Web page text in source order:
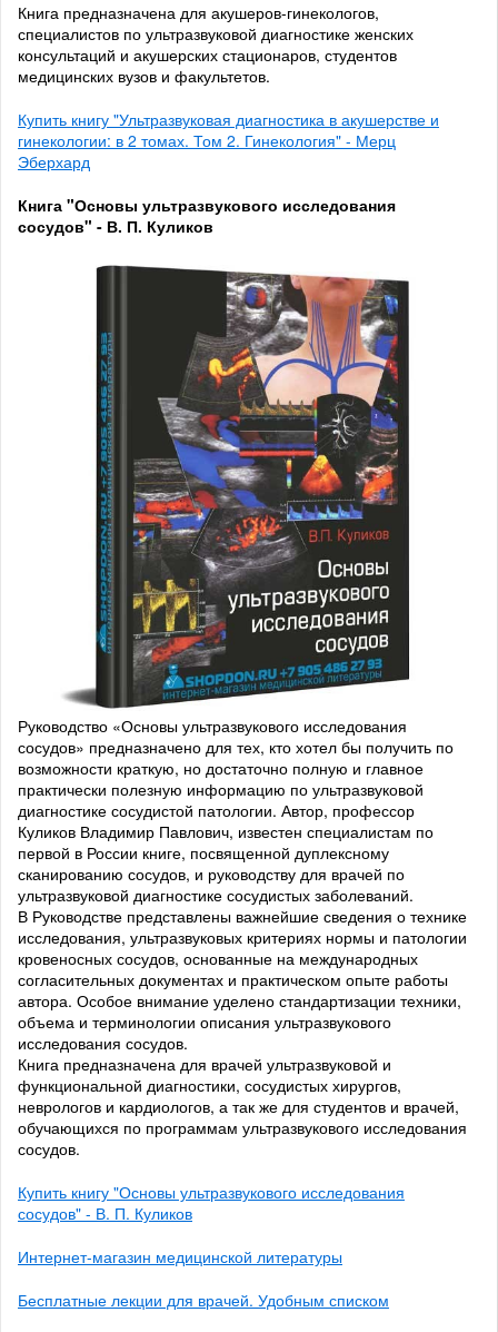
Книга предназначена для акушеров-гинекологов,
специалистов по ультразвуковой диагностике женских
консультаций и акушерских стационаров, студентов
медицинских вузов и факультетов.
Купить книгу "Ультразвуковая диагностика в акушерстве и
гинекологии: в 2 томах. Том 2. Гинекология" - Мерц
Эберхард
Книга "Основы ультразвукового исследования
сосудов" - В. П. Куликов
Руководство «Основы ультразвукового исследования
сосудов» предназначено для тех, кто хотел бы получить по
возможности краткую, но достаточно полную и главное
практически полезную информацию по ультразвуковой
диагностике сосудистой патологии. Автор, профессор
Куликов Владимир Павлович, известен специалистам по
первой в России книге, посвященной дуплексному
сканированию сосудов, и руководству для врачей по
ультразвуковой диагностике сосудистых заболеваний.
В Руководстве представлены важнейшие сведения о технике
исследования, ультразвуковых критериях нормы и патологии
кровеносных сосудов, основанные на международных
согласительных документах и практическом опыте работы
автора. Особое внимание уделено стандартизации техники,
объема и терминологии описания ультразвукового
исследования сосудов.
Книга предназначена для врачей ультразвуковой и
функциональной диагностики, сосудистых хирургов,
неврологов и кардиологов, а так же для студентов и врачей,
обучающихся по программам ультразвукового исследования
сосудов.
Купить книгу "Основы ультразвукового исследования
сосудов" - В. П. Куликов
Интернет-магазин медицинской литературы
Бесплатные лекции для врачей. Удобным списком